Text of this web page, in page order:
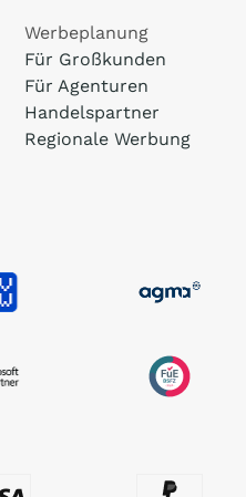
Werbeplanung
Für Großkunden
Für Agenturen
Handelspartner
Regionale Werbung